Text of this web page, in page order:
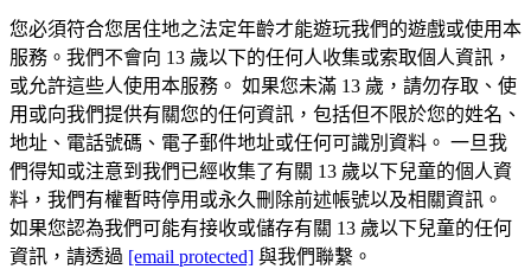
您必須符合您居住地之法定年齡才能遊玩我們的遊戲或使用本
服務。我們不會向 13 歲以下的任何人收集或索取個人資訊，
或允許這些人使用本服務。 如果您未滿 13 歲，請勿存取、使
用或向我們提供有關您的任何資訊，包括但不限於您的姓名、
地址、電話號碼、電子郵件地址或任何可識別資料。 一旦我
們得知或注意到我們已經收集了有關 13 歲以下兒童的個人資
料，我們有權暫時停用或永久刪除前述帳號以及相關資訊。
如果您認為我們可能有接收或儲存有關 13 歲以下兒童的任何
資訊，請透過 [email protected] 與我們聯繫。